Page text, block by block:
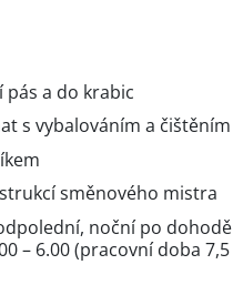
pás a do krabic
s vybalováním a čištěním
směnového mistra
noční po dohodě
– 6.00 (pracovní doba 7,5